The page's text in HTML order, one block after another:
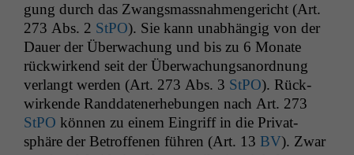
gung durch das Zwangs­mass­nah­men­gericht (Art.
273 Abs. 2 StPO). Sie kann unab­hängig von der
Dauer der Überwachung und bis zu 6 Monate
rück­wirk­end seit der Überwachungsanord­nung
ver­langt wer­den (Art. 273 Abs. 3 StPO). Rück­
wirk­ende Rand­daten­er­he­bun­gen nach Art. 273
StPO kön­nen zu einem Ein­griff in die Pri­vat­
sphäre der Betrof­fe­nen führen (Art. 13 BV). Zwar